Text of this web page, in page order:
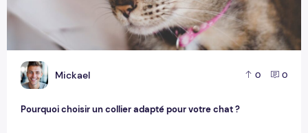
M Mickael 0 0
Pourquoi choisir un collier adapté pour votre chat ?